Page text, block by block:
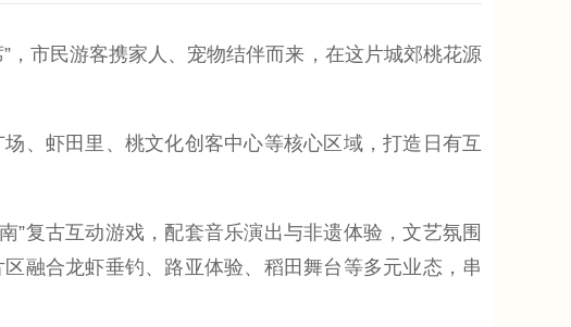
市民游客携家人、宠物结伴而来，在这片城郊桃花源
、虾田里、桃文化创客中心等核心区域，打造日有互
复古互动游戏，配套音乐演出与非遗体验，文艺氛围
融合龙虾垂钓、路亚体验、稻田舞台等多元业态，串